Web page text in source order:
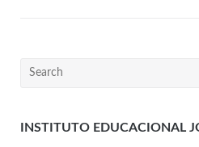
INSTITUTO EDUCACIONAL